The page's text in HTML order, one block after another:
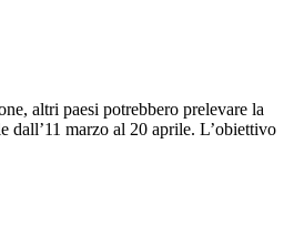
altri paesi potrebbero prelevare la
dall’11 marzo al 20 aprile. L’obiettivo